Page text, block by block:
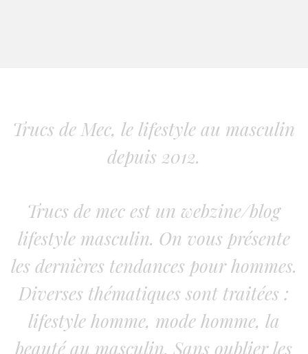
Trucs de Mec, le lifestyle au masculin
depuis 2012.
Trucs de mec est un webzine/blog
lifestyle masculin. On vous présente
les dernières tendances pour hommes.
Diverses thématiques sont traitées :
lifestyle homme, mode homme, la
beauté au masculin. Sans oublier les